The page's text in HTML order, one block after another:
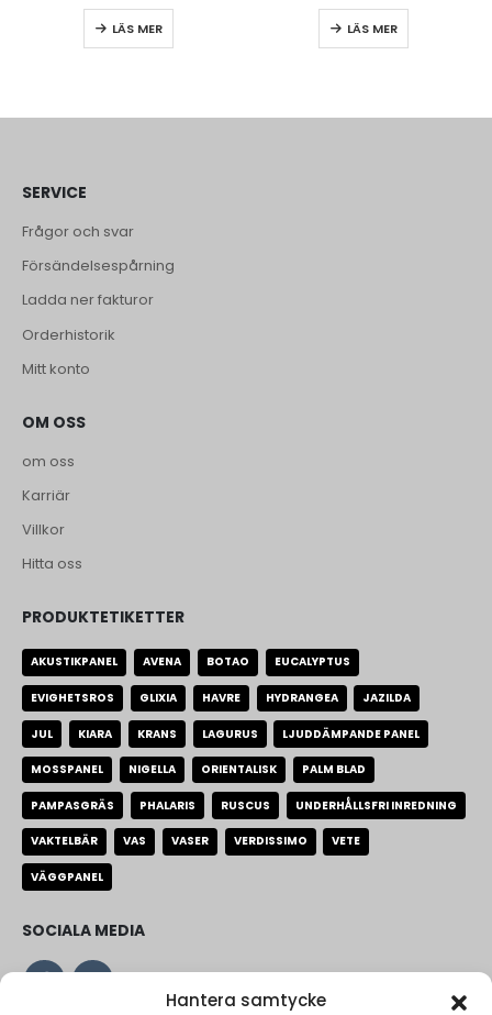
Hantera samtycke
LÄS MER LÄS MER
SERVICE
Frågor och svar
Försändelsespårning
Ladda ner fakturor
Orderhistorik
Mitt konto
OM OSS
om oss
Karriär
Villkor
Hitta oss
PRODUKTETIKETTER
AKUSTIKPANEL AVENA BOTAO EUCALYPTUS
EVIGHETSROS GLIXIA HAVRE HYDRANGEA JAZILDA
JUL KIARA KRANS LAGURUS LJUDDÄMPANDE PANEL
MOSSPANEL NIGELLA ORIENTALISK PALM BLAD
PAMPASGRÄS PHALARIS RUSCUS UNDERHÅLLSFRI INREDNING
VAKTELBÄR VAS VASER VERDISSIMO VETE
VÄGGPANEL
SOCIALA MEDIA